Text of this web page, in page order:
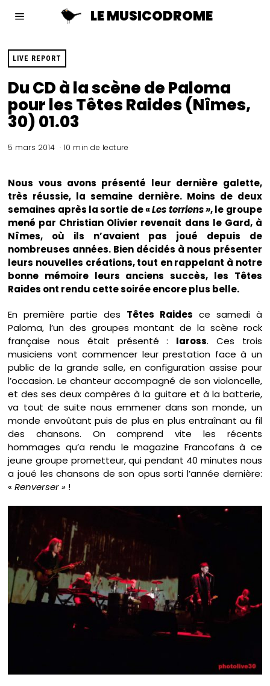
LE MUSICODROME
LIVE REPORT
Du CD à la scène de Paloma
pour les Têtes Raides (Nîmes,
30) 01.03
5 mars 2014 10 min de lecture
Nous vous avons présenté leur dernière galette,
très réussie, la semaine dernière. Moins de deux
semaines après la sortie de «Les terriens », le groupe
mené par Christian Olivier revenait dans le Gard, à
Nîmes, où ils n’avaient pas joué depuis de
nombreuses années. Bien décidés à nous présenter
leurs nouvelles créations, tout en rappelant à notre
bonne mémoire leurs anciens succès, les Têtes
Raides ont rendu cette soirée encore plus belle.
En première partie des Têtes Raides ce samedi à
Paloma, l’un des groupes montant de la scène rock
française nous était présenté : Iaross. Ces trois
musiciens vont commencer leur prestation face à un
public de la grande salle, en configuration assise pour
l’occasion. Le chanteur accompagné de son violoncelle,
et des ses deux compères à la guitare et à la batterie,
va tout de suite nous emmener dans son monde, un
monde envoûtant puis de plus en plus entraînant au fil
des chansons. On comprend vite les récents
hommages qu’a rendu le magazine Francofans à ce
jeune groupe prometteur, qui pendant 40 minutes nous
a joué les chansons de son opus sorti l’année dernière:
«Renverser » !